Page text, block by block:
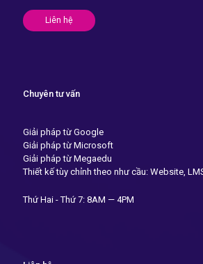
Liên hệ
Chuyên tư vấn
Giải pháp từ Google
Giải pháp từ Microsoft
Giải pháp từ Megaedu
Thiết kế tùy chỉnh theo như cầu: Website,
Thứ Hai - Thứ 7: 8AM — 4PM